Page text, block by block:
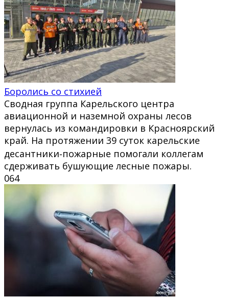
Боролись со стихией
Сводная группа Карельского центра
авиационной и наземной охраны лесов
вернулась из командировки в Красноярский
край. На протяжении 39 суток карельские
десантники‑пожарные помогали коллегам
сдерживать бушующие лесные пожары.
064